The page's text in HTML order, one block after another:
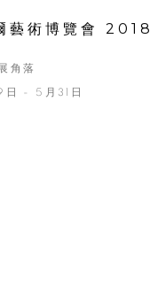
藝術博覽會 2018
角落
- 5月31日